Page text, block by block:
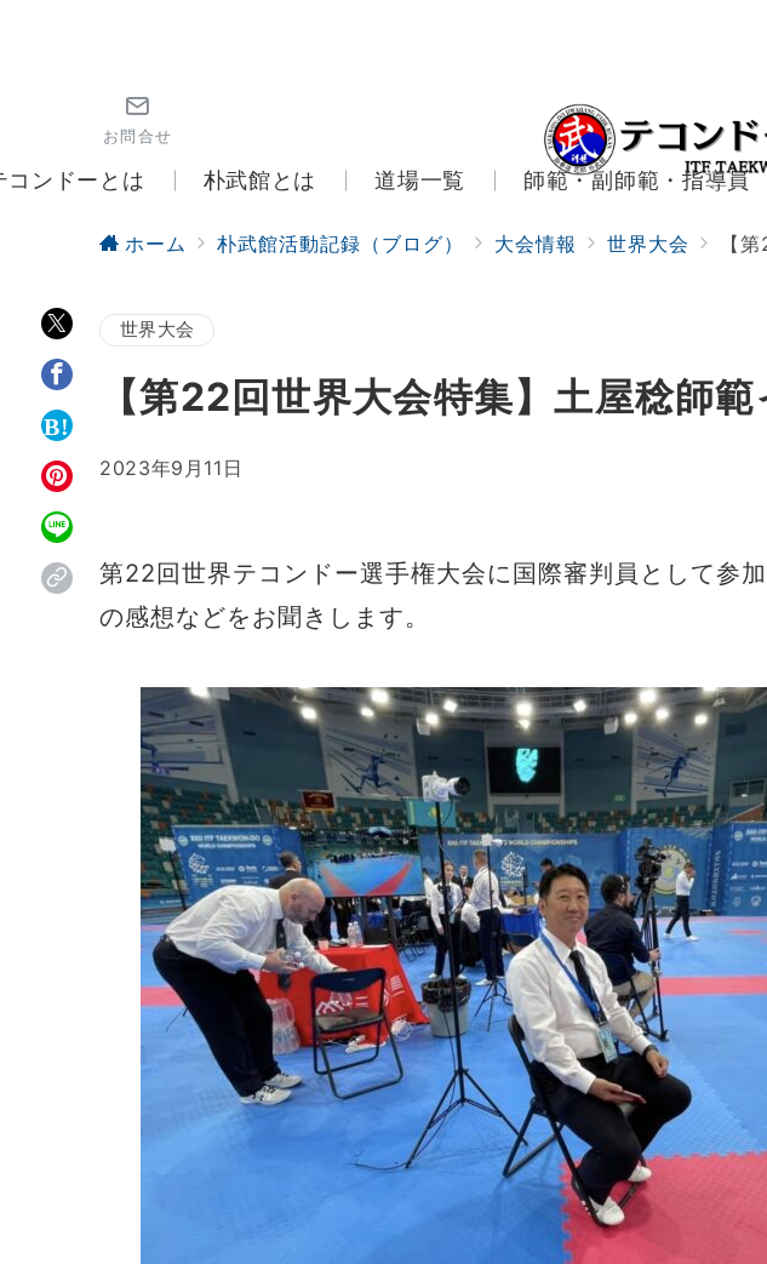
お問合せ
コンドーとは 朴武館とは 道場一覧 師範・副師範・指導員
ホーム 朴武館活動記録（ブログ） 大会情報 世界大会 【
世界大会
【第22回世界大会特集】土屋稔師
2023年9月11日
第22回世界テコンドー選手権大会に国際審判員として参
の感想などをお聞きします。